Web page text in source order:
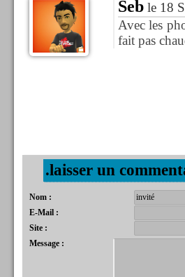
Seble 18
Avec les
fait pas
.laisser un
Nom :
E-Mail :
Site :
Message :